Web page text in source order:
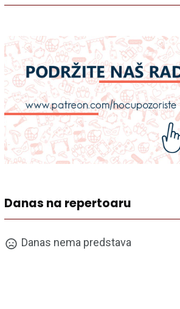
Danas na repertoaru
Danas nema predstava